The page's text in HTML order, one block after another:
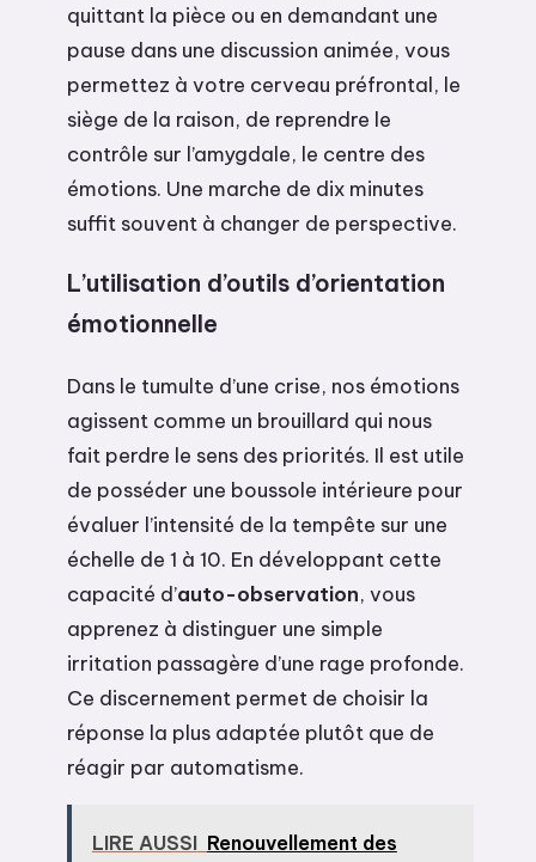
quittant la pièce ou en demandant une
pause dans une discussion animée, vous
permettez à votre cerveau préfrontal, le
siège de la raison, de reprendre le
contrôle sur l’amygdale, le centre des
émotions. Une marche de dix minutes
suffit souvent à changer de perspective.
L’utilisation d’outils d’orientation
émotionnelle
Dans le tumulte d’une crise, nos émotions
agissent comme un brouillard qui nous
fait perdre le sens des priorités. Il est utile
de posséder une boussole intérieure pour
évaluer l’intensité de la tempête sur une
échelle de 1 à 10. En développant cette
capacité d’auto-observation, vous
apprenez à distinguer une simple
irritation passagère d’une rage profonde.
Ce discernement permet de choisir la
réponse la plus adaptée plutôt que de
réagir par automatisme.
LIRE AUSSI Renouvellement des